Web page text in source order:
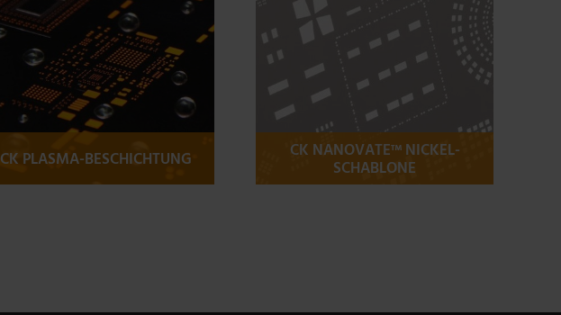
CK PLASMA-BESCHICHTUNG
CK NANOVATE™ NICKEL-
SCHABLONE